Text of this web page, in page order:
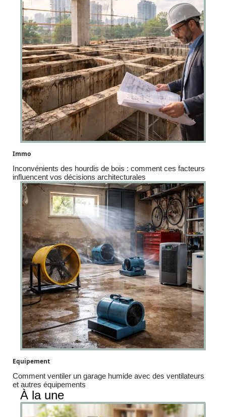
Immo
Inconvénients des hourdis de bois : comment ces facteurs
influencent vos décisions architecturales
Equipement
Comment ventiler un garage humide avec des ventilateurs
et autres équipements
À la une